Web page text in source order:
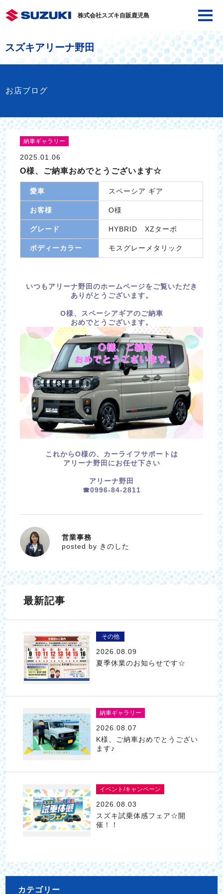
株式会社スズキ自販鹿児島
スズキアリーナ野田
お店ブログ
納車ギャラリー
2025.01.06
O様、ご納車おめでとうございます☆
愛車 スペーシア ギア
お客様 O様
グレード HYBRID XZターボ
ボディーカラー モスグレーメタリック
いつもアリーナ野田のホームページをご覧いただき
ありがとうございます。
O様、スペーシアギアのご納車
おめでとうございます。
これからO様の、カーライフサポートは
アリーナ野田にお任せ下さい
アリーナ野田
☎0996-84-2811
きのした
営業事務
posted by きのした
最新記事
その他
2026.08.09
夏季休業のお知らせです☆
納車ギャラリー
2026.08.07
K様、ご納車おめでとうござい
ます♪
イベント/キャンペーン
2026.08.03
スズキ試乗体感フェア☆開
催！！
カテゴリー